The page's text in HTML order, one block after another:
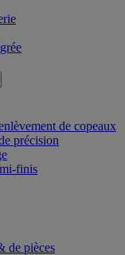
de copeaux
précision
finis
de pièces